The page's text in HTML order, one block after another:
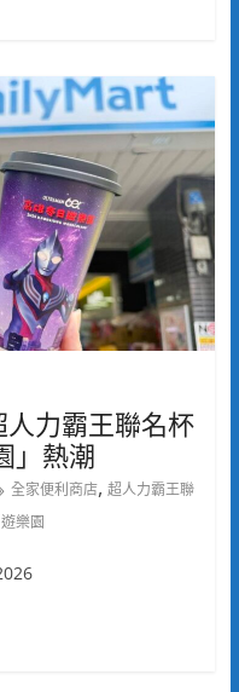
力霸王聯名杯
」熱潮
全家便利商店, 超人力霸王聯
樂園